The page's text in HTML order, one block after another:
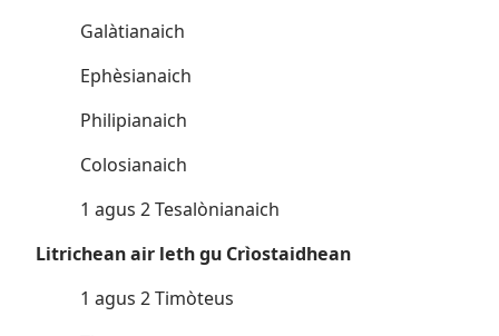
Galàtianaich
Ephèsianaich
Philipianaich
Colosianaich
1 agus 2 Tesalònianaich
Litrichean air leth gu Crìostaidhean
1 agus 2 Timòteus